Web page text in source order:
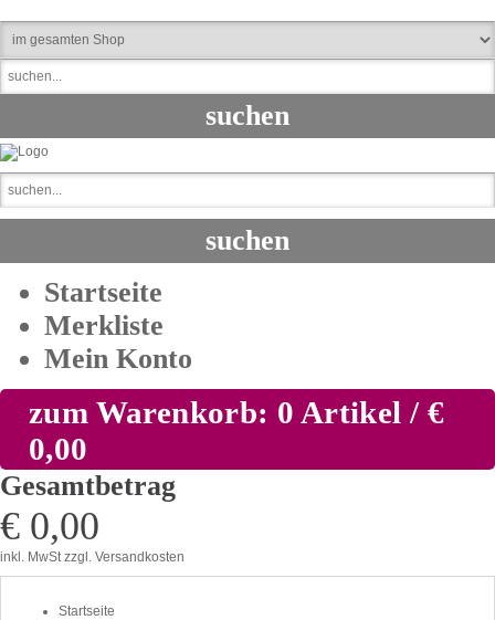
Startseite
Merkliste
Mein Konto
zum Warenkorb: 0 Artikel / €
0,00
Gesamtbetrag
€ 0,00
inkl. MwStzzgl. Versandkosten
Startseite